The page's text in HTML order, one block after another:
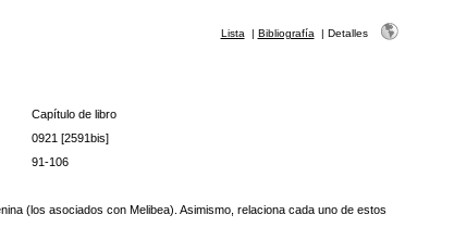
Lista | Bibliografía | Detalles
Capítulo de libro
0921 [2591bis]
91-106
(los asociados con Melibea). Asimismo, relaciona cada uno de estos